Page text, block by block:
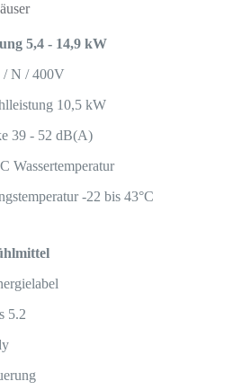
5,4 - 14,9 kW
/ N / 400V
10,5 kW
39 - 52 dB(A)
Wassertemperatur
-22 bis 43°C
5.2